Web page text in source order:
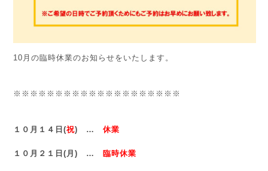
10月の臨時休業のお知らせをいたします。
※※※※※※※※※※※※※※※※※※※※
１０月１４日(祝) … 休業
１０月２１日(月) … 臨時休業